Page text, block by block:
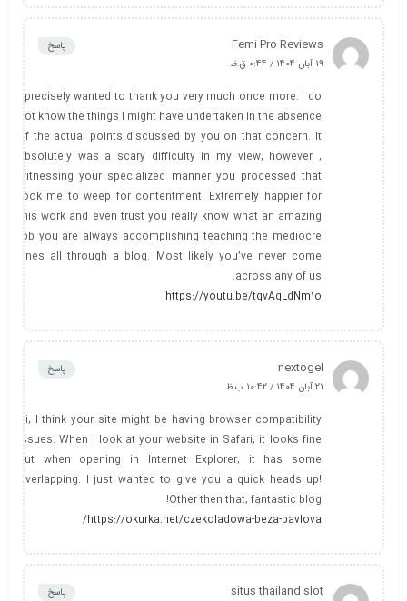
Femi Pro Reviews
19 آبان 1404 / 0:44 ق.ظ
پاسخ
I precisely wanted to thank you very much once more. I do
not know the things I might have undertaken in the absence
of the actual points discussed by you on that concern. It
absolutely was a scary difficulty in my view, however ,
witnessing your specialized manner you processed that
took me to weep for contentment. Extremely happier for
this work and even trust you really know what an amazing
job you are always accomplishing teaching the mediocre
ones all through a blog. Most likely you’ve never come
across any of us.
https://youtu.be/tqvAqLdNm1o
nextogel
21 آبان 1404 / 10:42 ب.ظ
پاسخ
Hi, I think your site might be having browser compatibility
issues. When I look at your website in Safari, it looks fine
but when opening in Internet Explorer, it has some
overlapping. I just wanted to give you a quick heads up!
Other then that, fantastic blog!
https://okurka.net/czekoladowa-beza-pavlova/
situs thailand slot پاسخ